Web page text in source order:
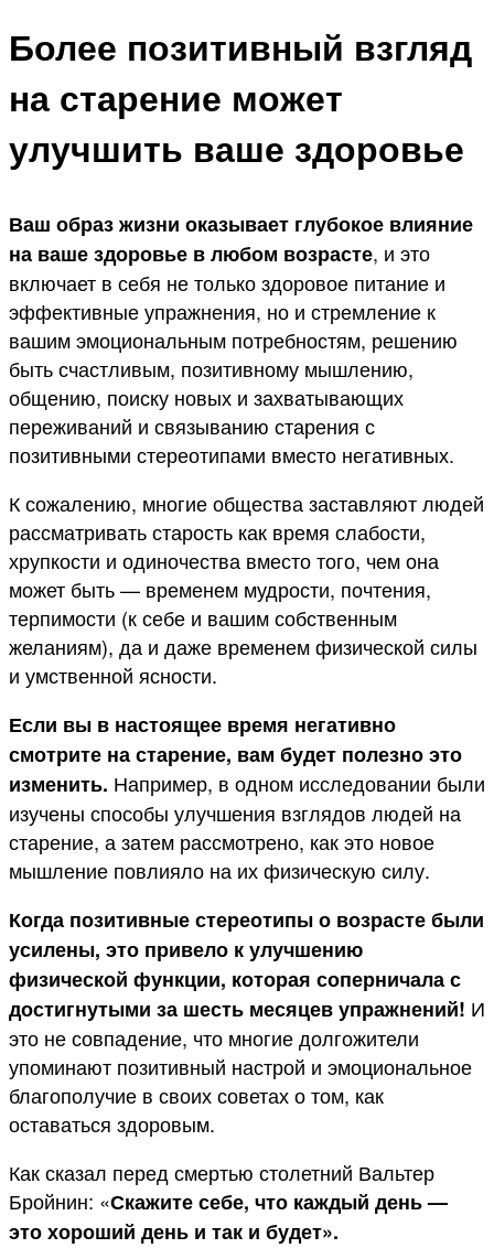
Более позитивный взгляд
на старение может
улучшить ваше здоровье
Ваш образ жизни оказывает глубокое влияние
на ваше здоровье в любом возрасте, и это
включает в себя не только здоровое питание и
эффективные упражнения, но и стремление к
вашим эмоциональным потребностям, решению
быть счастливым, позитивному мышлению,
общению, поиску новых и захватывающих
переживаний и связыванию старения с
позитивными стереотипами вместо негативных.
К сожалению, многие общества заставляют людей
рассматривать старость как время слабости,
хрупкости и одиночества вместо того, чем она
может быть — временем мудрости, почтения,
терпимости (к себе и вашим собственным
желаниям), да и даже временем физической силы
и умственной ясности.
Если вы в настоящее время негативно
смотрите на старение, вам будет полезно это
изменить. Например, в одном исследовании были
изучены способы улучшения взглядов людей на
старение, а затем рассмотрено, как это новое
мышление повлияло на их физическую силу.
Когда позитивные стереотипы о возрасте были
усилены, это привело к улучшению
физической функции, которая соперничала с
достигнутыми за шесть месяцев упражнений! И
это не совпадение, что многие долгожители
упоминают позитивный настрой и эмоциональное
благополучие в своих советах о том, как
оставаться здоровым.
Как сказал перед смертью столетний Вальтер
Бройнин: «Скажите себе, что каждый день —
это хороший день и так и будет».